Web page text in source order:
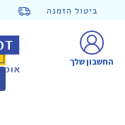
ביטול הזמנה
החשבון שלך